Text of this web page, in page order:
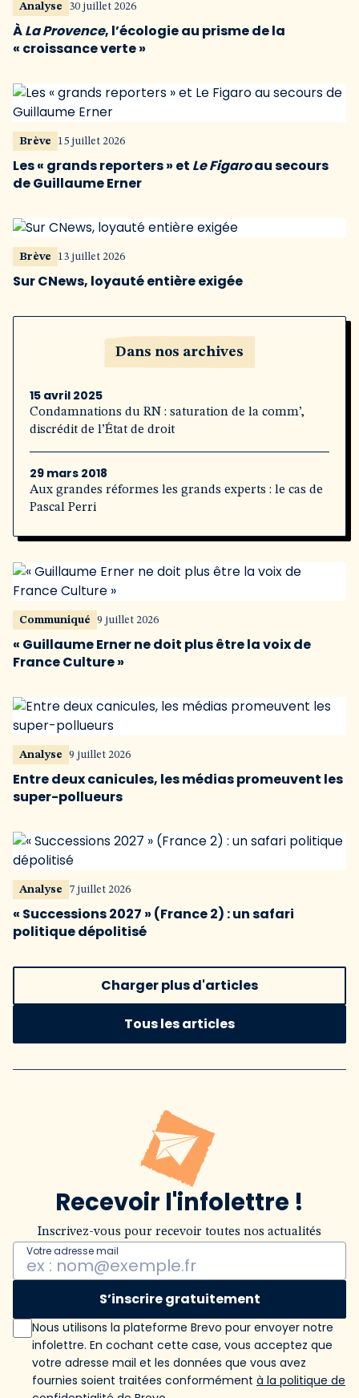
Analyse 30 juillet 2026
ÀLa Provence, l’écologie au prisme de la
« croissance verte »
Brève 15 juillet 2026
Les « grands reporters » et Le Figaroau secours
de Guillaume Erner
Brève 13 juillet 2026
Sur CNews, loyauté entière exigée
Dans nos archives
15 avril 2025
Condamnations du RN : saturation de la comm’,
discrédit de l’État de droit
29 mars 2018
Aux grandes réformes les grands experts : le cas de
Pascal Perri
Communiqué 9 juillet 2026
« Guillaume Erner ne doit plus être la voix de
France Culture »
Analyse 9 juillet 2026
Entre deux canicules, les médias promeuvent les
super-pollueurs
Analyse 7 juillet 2026
« Successions 2027 » (France 2) : un safari
politique dépolitisé
Charger plus d'articles
Tous les articles
Recevoir l'infolettre !
Inscrivez-vous pour recevoir toutes nos actualités
Votre adresse mail
S’inscrire gratuitement
Nous utilisons la plateforme Brevo pour envoyer notre
infolettre. En cochant cette case, vous acceptez que
votre adresse mail et les données que vous avez
fournies soient traitées conformément à la politique de